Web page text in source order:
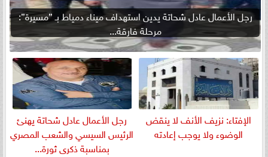
رجل الأعمال عادل شحاتة يدين استهداف ميناء دمياط بـ ”مسيرة”:
مرحلة فارقة...
الإفتاء: نزيف الأنف لا ينقض
الوضوء ولا يوجب إعادته
رجل الأعمال عادل شحاتة يهنئ
الرئيس السيسي والشعب المصري
بمناسبة ذكرى ثورة...